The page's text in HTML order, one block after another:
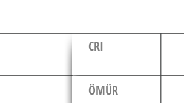
ÖMÜR
CRI